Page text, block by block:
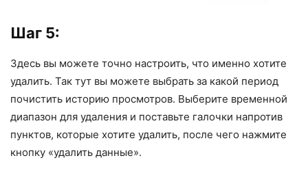
Шаг 5:
Здесь вы можете точно настроить, что именно хотите
удалить. Так тут вы можете выбрать за какой период
почистить историю просмотров. Выберите временной
диапазон для удаления и поставьте галочки напротив
пунктов, которые хотите удалить, после чего нажмите
кнопку «удалить данные».